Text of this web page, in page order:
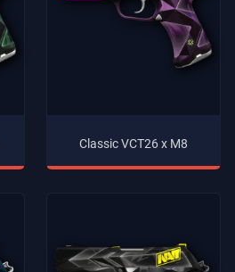
Classic VCT26 x M8